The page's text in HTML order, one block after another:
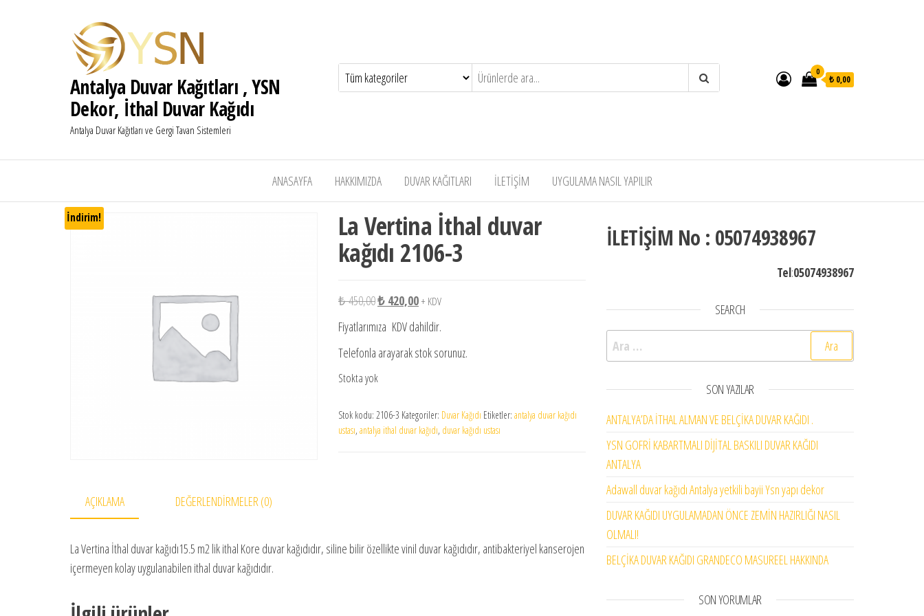
Antalya Duvar Kağıtları , YSN
Dekor, İthal Duvar Kağıdı
Antalya Duvar Kağıtları ve Gergi Tavan Sistemleri
0
₺ 0,00
ANASAYFA HAKKIMIZDA DUVAR KAĞITLARI İLETİŞİM UYGULAMA NASIL YAPILIR
İndirim! La Vertina İthal duvar
kağıdı 2106-3
₺450,00Orijinal fiyat: ₺ 450,00.
₺420,00Şu andaki fiyat: ₺ 420,00.
+ KDV
Fiyatlarımıza KDV dahildir.
Telefonla arayarak stok sorunuz.
Stokta yok
Stok kodu: 2106-3 Kategoriler: Duvar Kağıdı Etiketler: antalya duvar kağıdı
ustası, antalya ithal duvar kağıdı, duvar kağıdı ustası
AÇIKLAMA DEĞERLENDIRMELER (0)
La Vertina İthal duvar kağıdı15.5 m2 lik ithal Kore duvar kağıdıdır, siline bilir özellikte vinil duvar kağıdıdır, antibakteriyel kanserojen
içermeyen kolay uygulanabilen ithal duvar kağıdıdır.
İLETİŞİM No : 05074938967
Tel:05074938967
SEARCH
Arama:
SON YAZILAR
ANTALYA’DA İTHAL ALMAN VE BELÇİKA DUVAR KAĞIDI .
YSN GOFRİ KABARTMALI DİJİTAL BASKILI DUVAR KAĞIDI
ANTALYA
Adawall duvar kağıdı Antalya yetkili bayii Ysn yapı dekor
DUVAR KAĞIDI UYGULAMADAN ÖNCE ZEMİN HAZIRLIĞI NASIL
OLMALI!
BELÇİKA DUVAR KAĞIDI GRANDECO MASUREEL HAKKINDA
SON YORUMLAR